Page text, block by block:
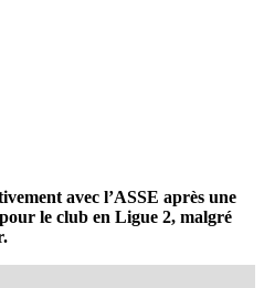
avec l’ASSE après une
le club en Ligue 2, malgré